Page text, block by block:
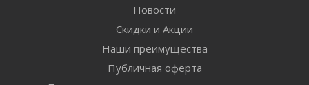
Новости
Скидки и Акции
Наши преимущества
Публичная оферта